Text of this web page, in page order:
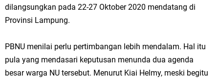
dilangsungkan pada 22-27 Oktober 2020 mendatang di
Provinsi Lampung.
PBNU menilai perlu pertimbangan lebih mendalam. Hal itu
pula yang mendasari keputusan menunda dua agenda
besar warga NU tersebut. Menurut Kiai Helmy, meski begitu